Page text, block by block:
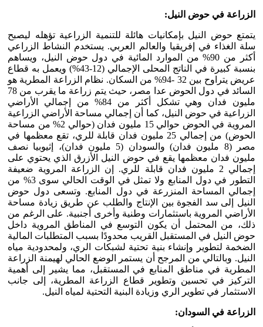
الزراعة في حوض النيل:
يتمتع حوض النيل بإمكانيات هائلة للتنمية الزراعية تؤهله ليصبح
سلة الغذاء في إفريقيا والعالم العربي. يستخدم النشاط الزراعي
أكثر من 90% من الموارد المائية في دول حوض النيل، ويساهم
بنسبة كبيرة في الناتج المحلى الإجمالي (12-43%) ويعمل به قطاع
عريض يتراوح بين 32 -94% من السكان. نظام الزراعة المطرية هو
السائد في دول الحوض عدا مصر، حيث يتم زراعة ما يقرب من 78
مليون فدان وهي تشكل أكثر من 84% من إجمالي الأراضي
الزراعية في حوض النيل، كما أن إجمالي مساحة الأراضي الزراعية
المروية في الحوض حوالي 15 مليون فدان (حوالي 2% من مساحة
الحوض) من إجمالي 25 مليون فدان قابلة للري، تقع معظمها في
مصر (8 مليون فدان) والسودان (5 مليون فدان)، إثيوبيا نصف
مليون فدان معظمها يقع في حوض النيل الأزرق الذي يحتوي على
إجمالي 2 مليون فدان قابلة للري. إن الزراعة المروية ضعيفة
التطور في دول المنابع ولا تمثل في الوقت الحالي سوى 3% من
إجمالي المساحة المنزرعة في دول المنابع. وتسعى دول حوض
النيل إلى سد الفجوة بين الإنتاج والطلب عن طريق زيادة مساحة
الأراضي المروية باستثمارات وطنية وأخرى أجنبية. على الرغم من
ذلك، من المحتمل أن يكون التوسع في المناطق المروية داخل
حوض النيل في المستقبل القريب محدودًا بسبب المتطلبات المالية
الضخمة لتطوير وإنشاء بنية تحتية لشبكات الري، ولمحدودية مياه
النيل. وبالتالي من المرجح أن يستمر الوضع الحالي لهيمنة الزراعة
المطرية في مناطق المنابع في المستقبل، مما يشير إلى أهمية
التركيز في تحسين وتطوير قطاع الزراعة المطرية، إلى جانب
الاستثمار في تطوير الري وزيادة البنية التحتية لمياه النيل.
الزراعة في السودان: